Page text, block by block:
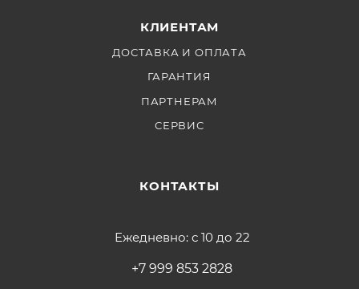
КЛИЕНТАМ
ДОСТАВКА И ОПЛАТА
ГАРАНТИЯ
ПАРТНЕРАМ
СЕРВИС
КОНТАКТЫ
Ежедневно: с 10 до 22
+7 999 853 2828